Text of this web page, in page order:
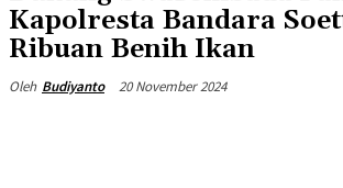
Kapolresta Bandara
Ribuan Benih Ikan
Oleh Budiyanto 20 November 2024